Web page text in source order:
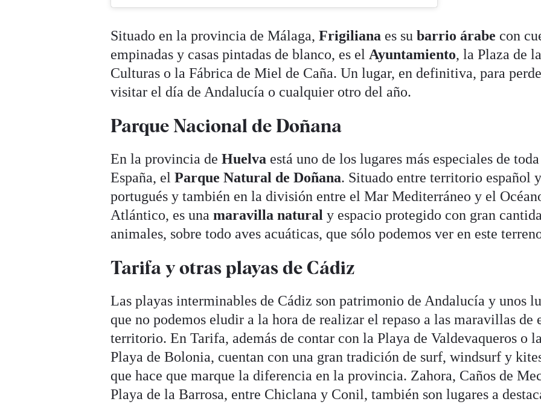
Situado en la provincia de Málaga,Frigiliana es subarrio árabe con
empinadas y casas pintadas de blanco, es elAyuntamiento, la Plaza de
Culturas o la Fábrica de Miel de Caña. Un lugar, en definitiva, para
visitar el día de Andalucía o cualquier otro del año.
Parque Nacional de Doñana
En la provincia deHuelva está uno de los lugares más especiales de toda
España, elParque Natural de Doñana. Situado entre territorio español y
portugués y también en la división entre el Mar Mediterráneo y el
Atlántico, es unamaravilla natural y espacio protegido con gran
animales, sobre todo aves acuáticas, que sólo podemos ver en este
Tarifa y otras playas de Cádiz
Las playas interminables de Cádiz son patrimonio de Andalucía y unos
que no podemos eludir a la hora de realizar el repaso a las maravillas de
territorio. En Tarifa, además de contar con la Playa de Valdevaqueros o la
Playa de Bolonia, cuentan con una gran tradición de surf, windsurf y
que hace que marque la diferencia en la provincia. Zahora, Caños de
Playa de la Barrosa, entre Chiclana y Conil, también son lugares a